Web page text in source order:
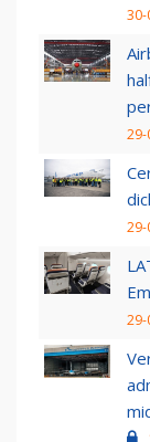
30-
29-
29-
29-